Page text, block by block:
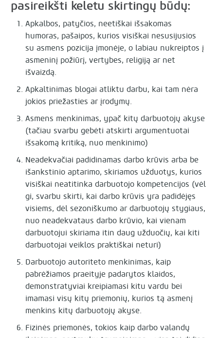
pasireikšti keletu skirtingų būdų:
Apkalbos, patyčios, neetiškai išsakomas
humoras, pašaipos, kurios visiškai nesusijusios
su asmens pozicija įmonėje, o labiau nukreiptos į
asmeninį požiūrį, vertybes, religiją ar net
išvaizdą.
Apkaltinimas blogai atliktu darbu, kai tam nėra
jokios priežasties ar įrodymų.
Asmens menkinimas, ypač kitų darbuotojų akyse
(tačiau svarbu gebėti atskirti argumentuotai
išsakomą kritiką, nuo menkinimo)
Neadekvačiai padidinamas darbo krūvis arba be
išankstinio aptarimo, skiriamos užduotys, kurios
visiškai neatitinka darbuotojo kompetencijos (vėl
gi, svarbu skirti, kai darbo krūvis yra padidėjęs
visiems, dėl sezoniškumo ar darbuotojų stygiaus,
nuo neadekvataus darbo krūvio, kai vienam
darbuotojui skiriama itin daug užduočių, kai kiti
darbuotojai veiklos praktiškai neturi)
Darbuotojo autoriteto menkinimas, kaip
pabrėžiamos praeityje padarytos klaidos,
demonstratyviai kreipiamasi kitu vardu bei
imamasi visų kitų priemonių, kurios tą asmenį
menkins kitų darbuotojų akyse.
Fizinės priemonės, tokios kaip darbo valandų